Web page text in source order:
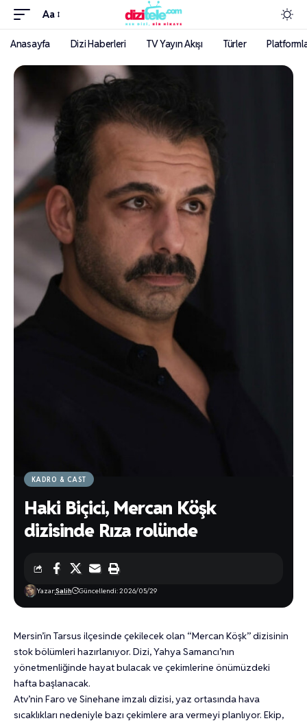
Aa
Anasayfa Dizi Haberleri TV Yayın Akışı Türler
KADRO & CAST
Haki Biçici, Mercan Köşk
dizisinde Rıza rolünde
Yazar:Salih Güncellendi: 2026/05/29
Mersin’in Tarsus ilçesinde çekilecek olan “Mercan Köşk” dizisinin
stok bölümleri hazırlanıyor. Dizi, Yahya Samancı’nın
yönetmenliğinde hayat bulacak ve çekimlerine önümüzdeki
hafta başlanacak.
Atv’nin Faro ve Sinehane imzalı dizisi, yaz ortasında hava
sıcaklıkları nedeniyle bazı çekimlere ara vermeyi planlıyor. Ekip,